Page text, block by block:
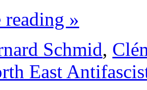
»
Schmid,
East